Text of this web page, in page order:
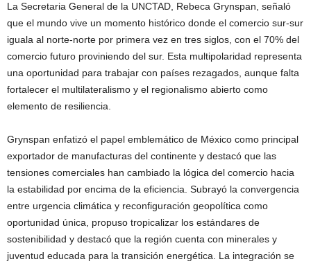
La Secretaria General de la UNCTAD, Rebeca Grynspan, señaló
que el mundo vive un momento histórico donde el comercio sur-sur
iguala al norte-norte por primera vez en tres siglos, con el 70% del
comercio futuro proviniendo del sur. Esta multipolaridad representa
una oportunidad para trabajar con países rezagados, aunque falta
fortalecer el multilateralismo y el regionalismo abierto como
elemento de resiliencia.
Grynspan enfatizó el papel emblemático de México como principal
exportador de manufacturas del continente y destacó que las
tensiones comerciales han cambiado la lógica del comercio hacia
la estabilidad por encima de la eficiencia. Subrayó la convergencia
entre urgencia climática y reconfiguración geopolítica como
oportunidad única, propuso tropicalizar los estándares de
sostenibilidad y destacó que la región cuenta con minerales y
juventud educada para la transición energética. La integración se